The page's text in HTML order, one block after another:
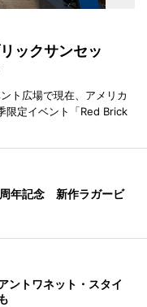
ックサンセッ
ト広場で現在、アメリカ
限定イベント「Red Brick
年記念 新作ラガービ
ントワネット・スタイ